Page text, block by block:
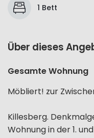
1 Bett
Über dieses
Gesamte Wohnung
Möbliert! zur
Killesberg.
Wohnung in der 1.